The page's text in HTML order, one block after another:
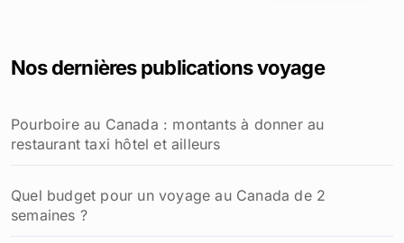
r
e
r
Nos dernières publications voyage
Pourboire au Canada : montants à donner au
restaurant taxi hôtel et ailleurs
Quel budget pour un voyage au Canada de 2
semaines ?